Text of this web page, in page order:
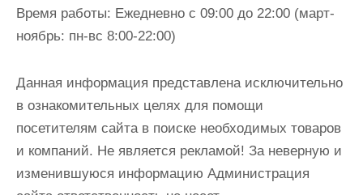
Время работы: Ежедневно с 09:00 до 22:00 (март-
ноябрь: пн-вс 8:00-22:00)
Данная информация представлена исключительно
в ознакомительных целях для помощи
посетителям сайта в поиске необходимых товаров
и компаний. Не является рекламой! За неверную и
изменившуюся информацию Администрация